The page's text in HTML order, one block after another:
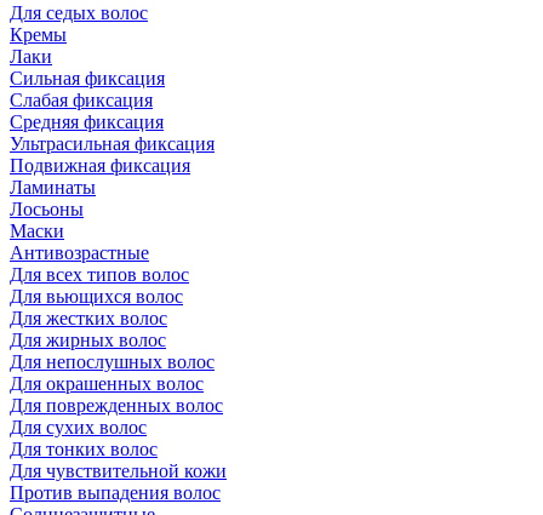
Для седых волос
Кремы
Лаки
Сильная фиксация
Слабая фиксация
Средняя фиксация
Ультрасильная фиксация
Подвижная фиксация
Ламинаты
Лосьоны
Маски
Антивозрастные
Для всех типов волос
Для вьющихся волос
Для жестких волос
Для жирных волос
Для непослушных волос
Для окрашенных волос
Для поврежденных волос
Для сухих волос
Для тонких волос
Для чувствительной кожи
Против выпадения волос